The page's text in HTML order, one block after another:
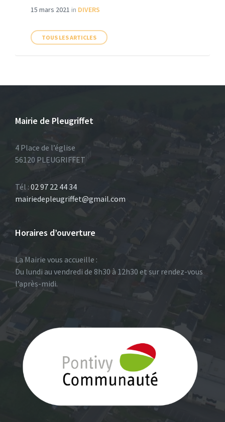
15 mars 2021 in DIVERS
TOUS LES ARTICLES
Mairie de Pleugriffet
4 Place de l’église
56120 PLEUGRIFFET
Tél : 02 97 22 44 34
mairiedepleugriffet@gmail.com
Horaires d’ouverture
La Mairie vous accueille :
Du lundi au vendredi de 8h30 à 12h30 et sur rendez-vous
l’après-midi.